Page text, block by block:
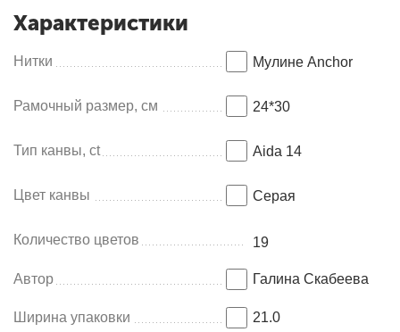
Характеристики
Нитки Мулине Anсhor
Рамочный размер, см 24*30
Тип канвы, ct Aida 14
Цвет канвы Серая
Количество цветов 19
Автор Галина Скабеева
Ширина упаковки 21.0